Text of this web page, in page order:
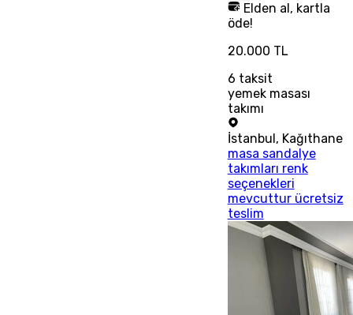
Elden al, kartla
öde!
20.000 TL
6 taksit
yemek masası
takımı
İstanbul , Kağıthane
masa sandalye
takımları renk
seçenekleri
mevcuttur ücretsiz
teslim